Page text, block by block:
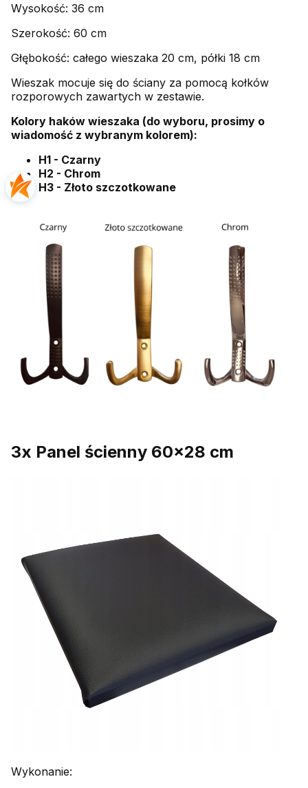
Wysokość: 36 cm
Szerokość: 60 cm
Głębokość: całego wieszaka 20 cm, półki 18 cm
Wieszak mocuje się do ściany za pomocą kołków
rozporowych zawartych w zestawie.
Kolory haków wieszaka (do wyboru, prosimy o
wiadomość z wybranym kolorem):
H1 - Czarny
H2 - Chrom
H3 - Złoto szczotkowane
3x Panel ścienny 60x28 cm
Wykonanie: